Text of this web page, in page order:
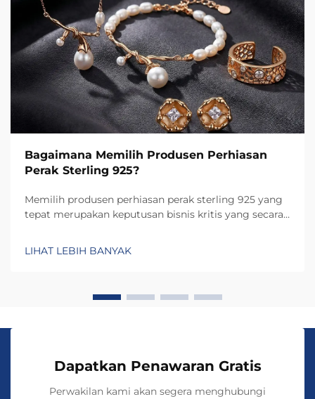
Bagaimana Memilih Produsen Perhiasan
Perak Sterling 925?
Memilih produsen perhiasan perak sterling 925 yang
tepat merupakan keputusan bisnis kritis yang secara
menentukan tidak hanya tingkat kerajinan dan
LIHAT LEBIH BANYAK
Dapatkan Penawaran Gratis
Perwakilan kami akan segera menghubungi